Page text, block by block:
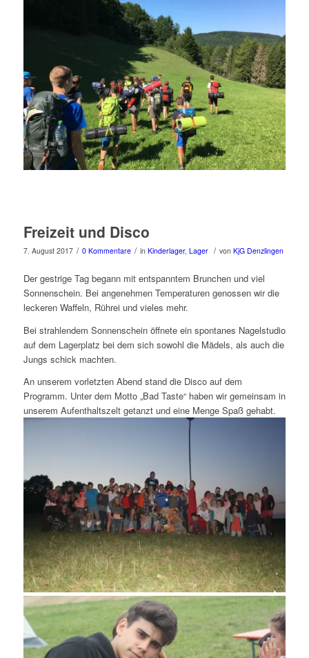
Freizeit und Disco
7. August 2017 / 0 Kommentare / in Kinderlager, Lager / von KjG Denzlingen
Der gestrige Tag begann mit entspanntem Brunchen und viel
Sonnenschein. Bei angenehmen Temperaturen genossen wir die
leckeren Waffeln, Rührei und vieles mehr.
Bei strahlendem Sonnenschein öffnete ein spontanes Nagelstudio
auf dem Lagerplatz bei dem sich sowohl die Mädels, als auch die
Jungs schick machten.
An unserem vorletzten Abend stand die Disco auf dem
Programm. Unter dem Motto „Bad Taste“ haben wir gemeinsam in
unserem Aufenthaltszelt getanzt und eine Menge Spaß gehabt.